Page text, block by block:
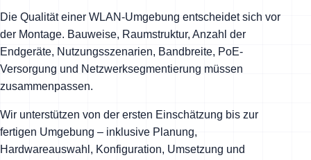
Die Qualität einer WLAN-Umgebung entscheidet sich vor
der Montage. Bauweise, Raumstruktur, Anzahl der
Endgeräte, Nutzungsszenarien, Bandbreite, PoE-
Versorgung und Netzwerksegmentierung müssen
zusammenpassen.
Wir unterstützen von der ersten Einschätzung bis zur
fertigen Umgebung – inklusive Planung,
Hardwareauswahl, Konfiguration, Umsetzung und